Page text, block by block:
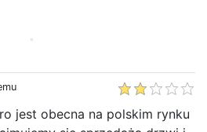
jest obecna na polskim rynku